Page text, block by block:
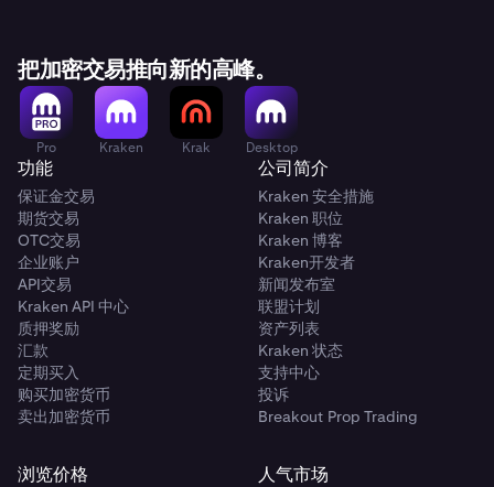
把加密交易推向新的高峰。
Pro Kraken Krak Desktop
功能
保证金交易
期货交易
OTC交易
企业账户
API交易
Kraken API 中心
质押奖励
汇款
定期买入
购买加密货币
卖出加密货币
公司简介
Kraken 安全措施
Kraken 职位
Kraken 博客
Kraken开发者
新闻发布室
联盟计划
资产列表
Kraken 状态
支持中心
投诉
Breakout Prop Trading
浏览价格 人气市场